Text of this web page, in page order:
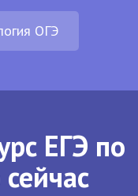
ОГЭ
ЕГЭ по